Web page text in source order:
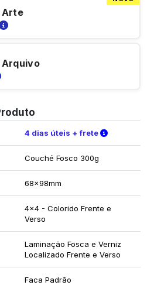
Arte
Arquivo
4 dias úteis + frete Verifique
Couché Fosco 300g
68x98mm
4x4 - Colorido Frente e
Verso
Laminação Fosca e Verniz
Localizado Frente e Verso
Faca Padrão